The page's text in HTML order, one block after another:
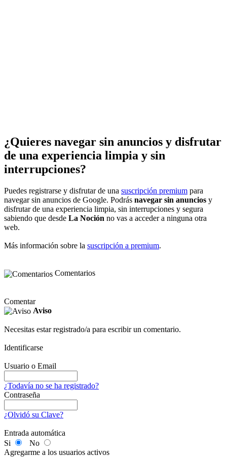
¿Quieres navegar sin anuncios y disfrutar
de una experiencia limpia y sin
interrupciones?
Puedes registrarse y disfrutar de una suscripción premium para
navegar sin anuncios de Google. Podrás navegar sin anuncios y
disfrutar de una experiencia limpia, sin interrupciones y segura
sabiendo que desde La Noción no vas a acceder a ninguna otra
web.
Más información sobre la suscripción a premium.
Comentarios
Comentar
Aviso
Necesitas estar registrado/a para escribir un comentario.
Identificarse
Usuario o Email
¿Todavía no se ha registrado?
Contraseña
¿Olvidó su Clave?
Entrada automática
Si
No
Agregarme a los usuarios activos